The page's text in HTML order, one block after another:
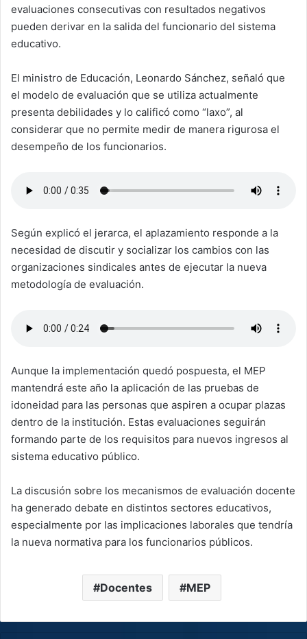
evaluaciones consecutivas con resultados negativos
pueden derivar en la salida del funcionario del sistema
educativo.
El ministro de Educación, Leonardo Sánchez, señaló que
el modelo de evaluación que se utiliza actualmente
presenta debilidades y lo calificó como “laxo”, al
considerar que no permite medir de manera rigurosa el
desempeño de los funcionarios.
Según explicó el jerarca, el aplazamiento responde a la
necesidad de discutir y socializar los cambios con las
organizaciones sindicales antes de ejecutar la nueva
metodología de evaluación.
Aunque la implementación quedó pospuesta, el MEP
mantendrá este año la aplicación de las pruebas de
idoneidad para las personas que aspiren a ocupar plazas
dentro de la institución. Estas evaluaciones seguirán
formando parte de los requisitos para nuevos ingresos al
sistema educativo público.
La discusión sobre los mecanismos de evaluación docente
ha generado debate en distintos sectores educativos,
especialmente por las implicaciones laborales que tendría
la nueva normativa para los funcionarios públicos.
Docentes MEP